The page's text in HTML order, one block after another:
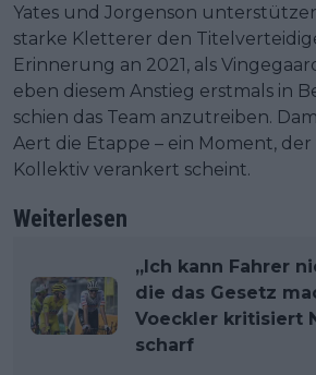
Yates und Jorgenson
starke Kletterer den
Erinnerung an 2021, als
eben diesem Anstieg erstmals in
schien das Team anzutreiben.
Aert die Etappe – ein Moment, der
Kollektiv verankert scheint.
Weiterlesen
„Ich kann Fahrer
die das Gesetz
Voeckler kritisiert
scharf